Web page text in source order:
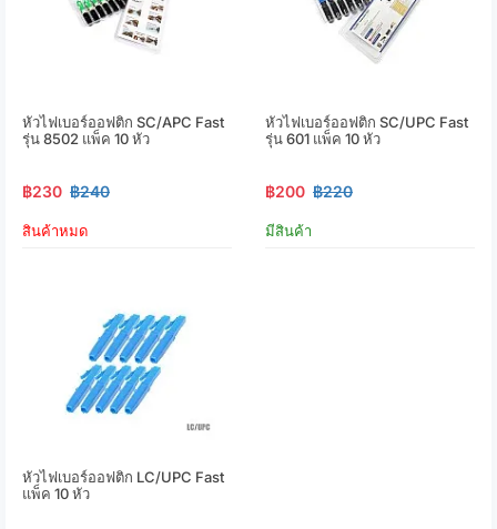
หัวไฟเบอร์ออฟติก SC/APC Fast
รุ่น 8502 แพ็ค 10 หัว
฿230 ฿240
สินค้าหมด
หัวไฟเบอร์ออฟติก SC/UPC Fast
รุ่น 601 แพ็ค 10 หัว
฿200 ฿220
มีสินค้า
หัวไฟเบอร์ออฟติก LC/UPC Fast
แพ็ค 10 หัว